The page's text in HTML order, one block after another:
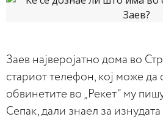
Заев најверојатно дома во
стариот телефон, кој може да
обвинетите во „Рекет“ му
Сепак, дали знаел за изнудата